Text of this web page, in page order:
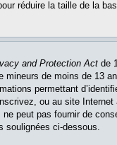
réduire la taille de la
and Protection Act de
mineurs de moins de 13
permettant
ou au site
ne peut pas fournir de
soulignées ci-dessous.